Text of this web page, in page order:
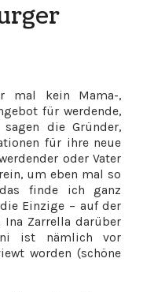
mal kein Mama-,
für werdende,
die Gründer,
für ihre neue
oder Vater
um eben mal so
finde ich ganz
Einzige – auf der
Ina Zarrella darüber
ist nämlich vor
worden (schöne